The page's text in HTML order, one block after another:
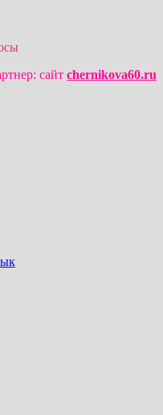
сайт chernikova60.ru